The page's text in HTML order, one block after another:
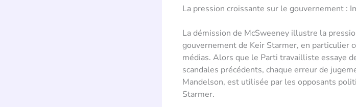
La pression croissante sur le gouvernement :
La démission de McSweeney illustre la
gouvernement de Keir Starmer, en particulier
médias. Alors que le Parti travailliste essaye
scandales précédents, chaque erreur de
Mandelson, est utilisée par les opposants
Starmer.